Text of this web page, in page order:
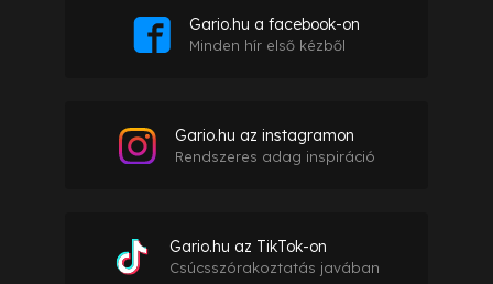
Gario.hu a facebook-on
Minden hír első kézből
Gario.hu az instagramon
Rendszeres adag inspiráció
Gario.hu az TikTok-on
Csúcsszórakoztatás javában